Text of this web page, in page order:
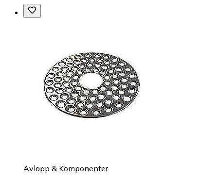
Avlopp & Komponenter